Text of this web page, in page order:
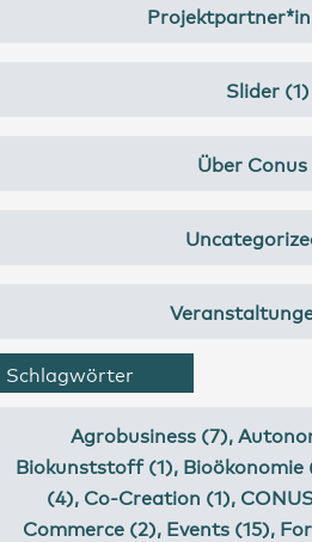
Slider (1)
Über
Schlagwörter
Agrobusiness (7),
Biokunststoff (1), Bioökonomie
(4), Co-Creation (1),
Commerce (2), Events (15),